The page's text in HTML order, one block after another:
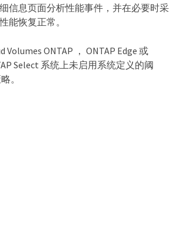
信息页面分析性能事件，并在必要时采
能恢复正常。
Volumes ONTAP ， ONTAP Edge 或
Select 系统上未启用系统定义的阈
。